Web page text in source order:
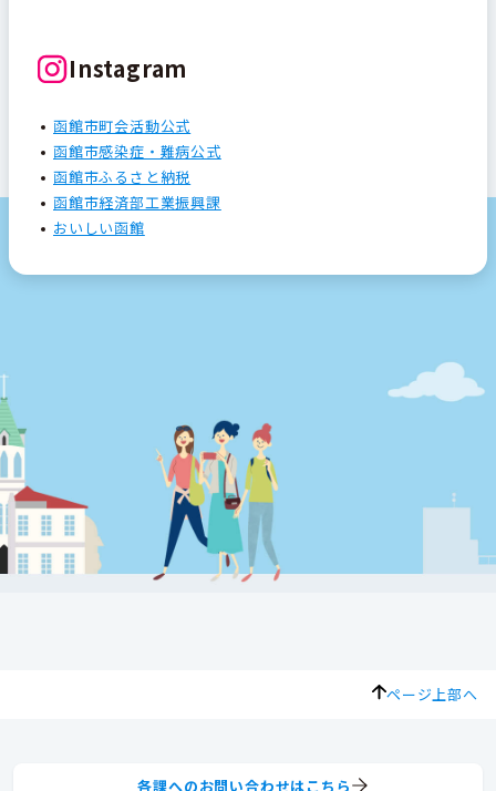
Instagram
函館市町会活動公式
函館市感染症・難病公式
函館市ふるさと納税
函館市経済部工業振興課
おいしい函館
ページ上部へ
各課へのお問い合わせはこちら